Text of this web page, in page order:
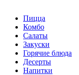
Пицца
Комбо
Салаты
Закуски
Горячие блюда
Десерты
Напитки